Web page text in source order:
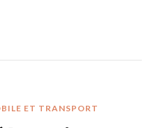
ET TRANSPORT